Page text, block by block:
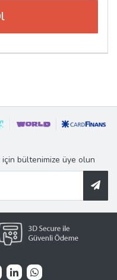
için bültenimize üye olun